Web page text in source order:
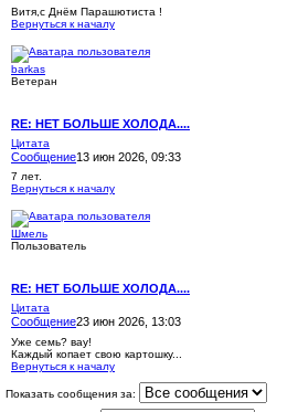
Витя,с Днём Парашютиста !
Вернуться к началу
barkas
Ветеран
RE: НЕТ БОЛЬШЕ ХОЛОДА....
Цитата
Сообщение13 июн 2026, 09:33
7 лет.
Вернуться к началу
Шмель
Пользователь
RE: НЕТ БОЛЬШЕ ХОЛОДА....
Цитата
Сообщение23 июн 2026, 13:03
Уже семь? вау!
Каждый копает свою картошку...
Вернуться к началу
Показать сообщения за: